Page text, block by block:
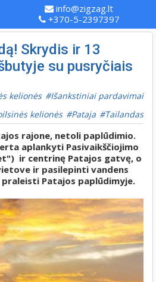
info@zigzag.lt
+370-5-2397397
Skrydis ir 13
su pusryčiais
kelionės
Išankstiniai pardavimai
kelionės Pataja Tailandas
rajone, netoli paplūdimio.
aplankyti Pasivaikščiojimo
ir centrinę Patajos gatvę, o
ir pasilepinti vandens
praleisti Patajos paplūdimyje.